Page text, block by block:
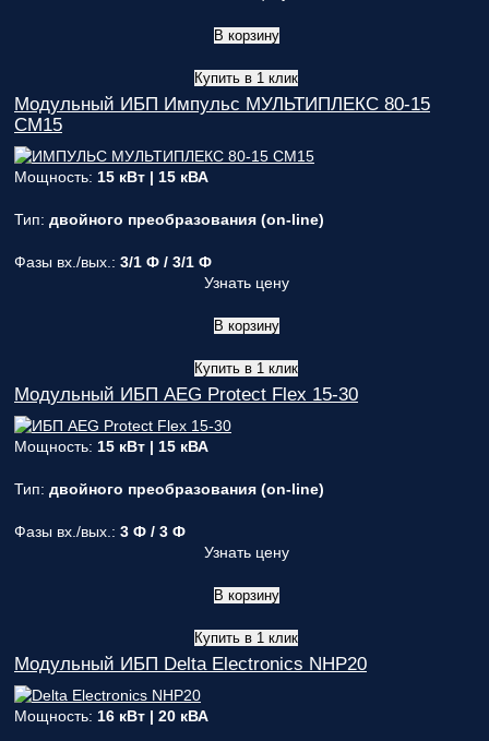
В корзину
Купить в 1 клик
Модульный ИБП Импульс МУЛЬТИПЛЕКС 80-15
СМ15
Мощность: 15 кВт | 15 кВА
Тип: двойного преобразования (on-line)
Фазы вх./вых.: 3/1 Ф / 3/1 Ф
Узнать цену
В корзину
Купить в 1 клик
Модульный ИБП AEG Protect Flex 15-30
Мощность: 15 кВт | 15 кВА
Тип: двойного преобразования (on-line)
Фазы вх./вых.: 3 Ф / 3 Ф
Узнать цену
В корзину
Купить в 1 клик
Модульный ИБП Delta Electronics NHP20
Мощность: 16 кВт | 20 кВА